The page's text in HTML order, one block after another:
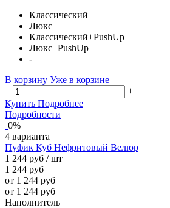
Классический
Люкс
Классический+PushUp
Люкс+PushUp
-
В корзину Уже в корзине
−
+
Купить Подробнее
Подробности
0%
4 варианта
Пуфик Куб Нефритовый Велюр
1 244 руб / шт
1 244 руб
от 1 244 руб
от 1 244 руб
Наполнитель